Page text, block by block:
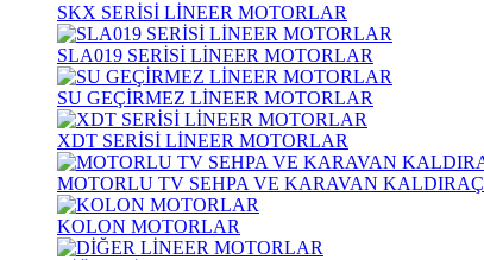
SKX SERİSİ LİNEER MOTORLAR
SLA019 SERİSİ LİNEER MOTORLAR
SU GEÇİRMEZ LİNEER MOTORLAR
XDT SERİSİ LİNEER MOTORLAR
MOTORLU TV SEHPA VE KARAVAN KALDIRAÇ
KOLON MOTORLAR